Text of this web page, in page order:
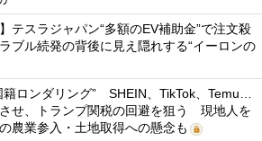
テスラジャパン“多額のEV補助金”で注文殺
ル続発の背後に見え隠れする“イーロンの
籍ロンダリング” SHEIN、TikTok、Temu…
せ、トランプ関税の回避を狙う 現地人を
農業参入・土地取得への懸念も